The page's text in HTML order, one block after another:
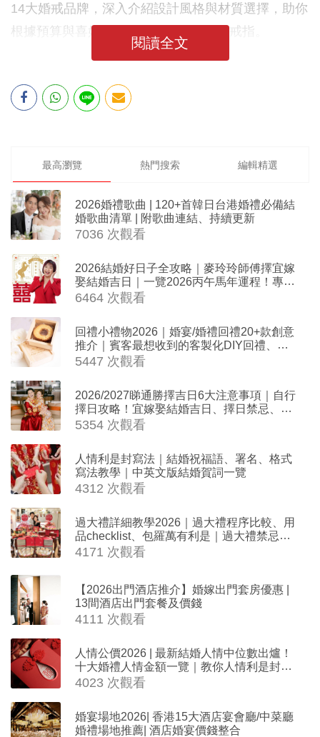
14大婚戒品牌，深入介紹設計風格與材質選擇，助你
根據預算與喜好，揀出最有意義的一對戒指。
閱讀全文
最高瀏覽 熱門搜索 編輯精選
2026婚禮歌曲 | 120+首韓日台港婚禮必備結
婚歌曲清單 | 附歌曲連結、持續更新
7036 次觀看
2026結婚好日子全攻略｜麥玲玲師傅擇宜嫁
娶結婚吉日｜一覽2026丙午馬年運程！專業
擇日結婚+避開沖煞生肖指南
6464 次觀看
回禮小禮物2026｜婚宴/婚禮回禮20+款創意
推介｜賓客最想收到的客製化DIY回禮、姊
妹禮物（持續更新）
5447 次觀看
2026/2027睇通勝擇吉日6大注意事項｜自行
擇日攻略！宜嫁娶結婚吉日、擇日禁忌、相
沖生肖一覽
5354 次觀看
人情利是封寫法｜結婚祝福語、署名、格式
寫法教學｜中英文版結婚賀詞一覽
4312 次觀看
過大禮詳細教學2026｜過大禮程序比較、用
品checklist、包羅萬有利是｜過大禮禁忌及
吉祥說話
4171 次觀看
【2026出門酒店推介】婚嫁出門套房優惠 |
13間酒店出門套餐及價錢
4111 次觀看
人情公價2026 | 最新結婚人情中位數出爐！
十大婚禮人情金額一覽｜教你人情利是封寫
法
4023 次觀看
婚宴場地2026| 香港15大酒店宴會廳/中菜廳
婚禮場地推薦| 酒店婚宴價錢整合